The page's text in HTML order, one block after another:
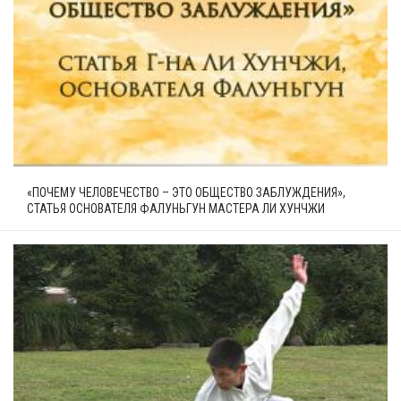
«ПОЧЕМУ ЧЕЛОВЕЧЕСТВО – ЭТО ОБЩЕСТВО ЗАБЛУЖДЕНИЯ»,
СТАТЬЯ ОСНОВАТЕЛЯ ФАЛУНЬГУН МАСТЕРА ЛИ ХУНЧЖИ